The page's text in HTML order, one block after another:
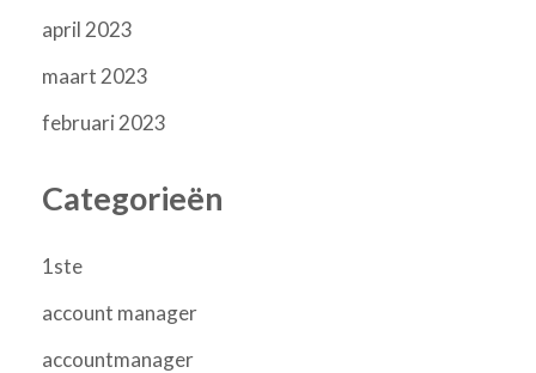
april 2023
maart 2023
februari 2023
Categorieën
1ste
account manager
accountmanager